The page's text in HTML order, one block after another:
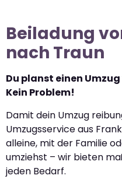
Beiladung
nach Traun
Du planst einen
Kein Problem!
Damit dein Umzug
Umzugsservice aus
alleine, mit der Familie
umziehst – wir bieten
jeden Bedarf.